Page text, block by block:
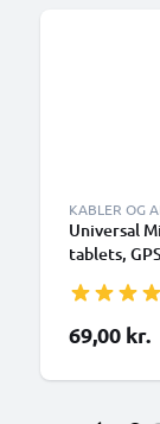
KABLER OG
Universal
tablets,
69,00 kr.